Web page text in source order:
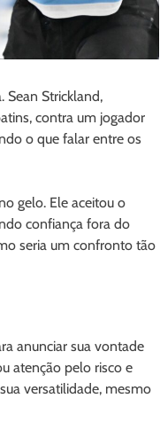
Sean Strickland,
contra um jogador
o que falar entre os
gelo. Ele aceitou o
confiança fora do
seria um confronto tão
anunciar sua vontade
atenção pelo risco e
versatilidade, mesmo